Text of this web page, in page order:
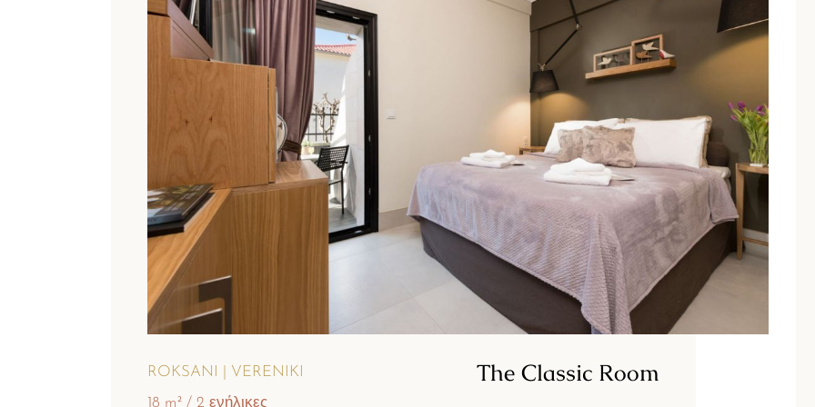
ROKSANI | VERENIKI The Classic Room
18 m² 2 ενήλικες